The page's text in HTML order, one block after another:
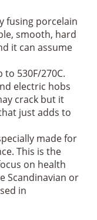
fusing porcelain
smooth, hard
it can assume
530F/270C.
electric hobs
crack but it
just adds to
made for
This is the
on health
Scandinavian or
in